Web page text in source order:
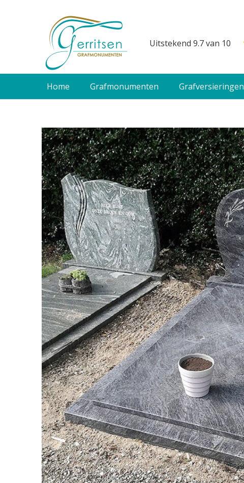
Uitstekend 9.7 van 10
Home Grafmonumenten Grafversieringen